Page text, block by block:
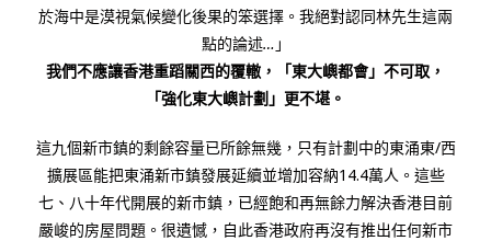
於海中是漠視氣候變化後果的笨選擇。我絕對認同林先生這兩
點的論述… 」
我們不應讓香港重蹈關西的覆轍，「東大嶼都會」不可取，
「強化東大嶼計劃」更不堪。
這九個新市鎮的剩餘容量已所餘無幾，只有計劃中的東涌東/西
擴展區能把東涌新市鎮發展延續並增加容納14.4萬人。這些
七、八十年代開展的新市鎮，已經飽和再無餘力解決香港目前
嚴峻的房屋問題。很遺憾，自此香港政府再沒有推出任何新市